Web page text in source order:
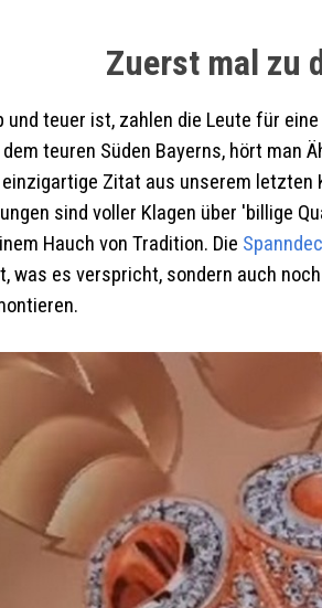
Zuerst mal zu
und teuer ist, zahlen die Leute für
teuren Süden Bayerns, hört man
Zitat aus unserem letzten
sind voller Klagen über 'billige
Hauch von Tradition. Die
was es verspricht, sondern auch